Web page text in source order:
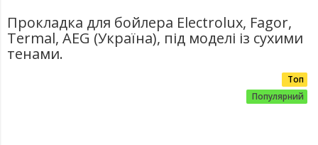
Прокладка для бойлера Electrolux, Fagor,
Termal, AEG (Україна), під моделі із сухими
тенами.
Топ
Популярний